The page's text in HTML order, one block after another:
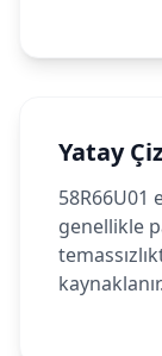
Yatay
58R66U01
genellikle
kaynaklanır.